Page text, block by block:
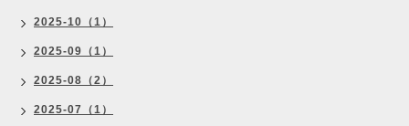
2025-10（1）
2025-09（1）
2025-08（2）
2025-07（1）